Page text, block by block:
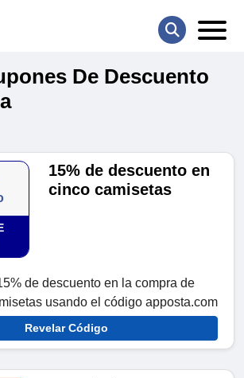
De Descuento
15% de descuento en
cinco camisetas
de descuento en la compra de
usando el código apposta.com
Revelar Código